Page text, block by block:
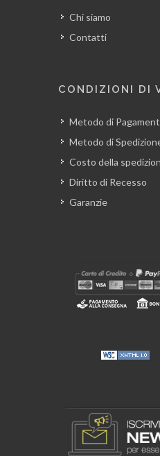
Chi siamo
Contatti
CONDIZIONI DI
Metodo di
Metodo di
Costo della
Diritto di Recesso
Garanzie